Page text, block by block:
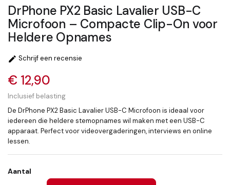
DrPhone PX2 Basic Lavalier USB-C
Microfoon – Compacte Clip-On voor
Heldere Opnames
 Schrijf een recensie
€ 12,90
Inclusief belasting
De DrPhone PX2 Basic Lavalier USB-C Microfoon is ideaal voor
iedereen die heldere stemopnames wil maken met een USB-C
apparaat. Perfect voor videovergaderingen, interviews en online
lessen.
Aantal